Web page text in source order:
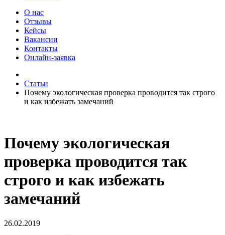
О нас
Отзывы
Кейсы
Вакансии
Контакты
Онлайн-заявка
Статьи
Почему экологическая проверка проводится так строго
и как избежать замечаний
Почему экологическая
проверка проводится так
строго и как избежать
замечаний
26.02.2019